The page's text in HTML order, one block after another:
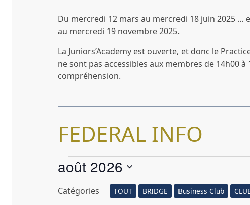
Du mercredi 12 mars au mercredi 18 juin 2025 …
au mercredi 19 novembre 2025.
La Juniors’Academy est ouverte, et donc le
ne sont pas accessibles aux membres de 14h00
compréhension.
FEDERAL INFO
ÉVÈNEMENTS
août 2026
une
Catégories TOUT BRIDGE Business Club